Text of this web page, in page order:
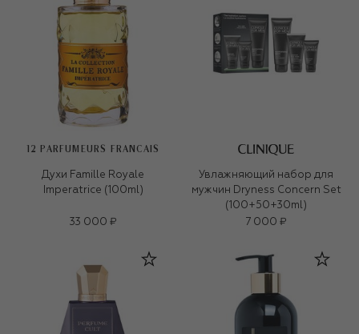
12 PARFUMEURS FRANCAIS
Духи Famille Royale
Imperatrice (100ml)
33 000 ₽
Увлажняющий набор для
мужчин Dryness Concern Set
(100+50+30ml)
7 000 ₽